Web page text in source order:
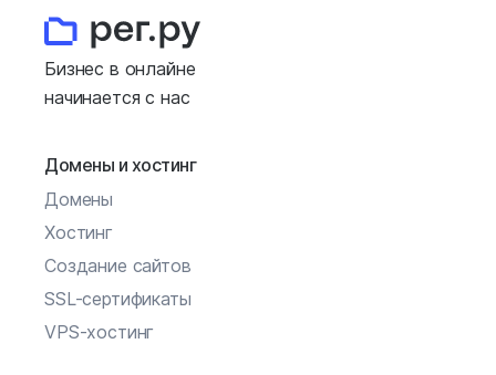
Бизнес в онлайне
начинается с нас
Домены и хостинг
Домены
Хостинг
Создание сайтов
SSL-сертификаты
VPS-хостинг